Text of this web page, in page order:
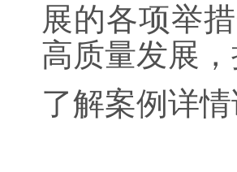
展的各项举
高质量发展
了解案例详